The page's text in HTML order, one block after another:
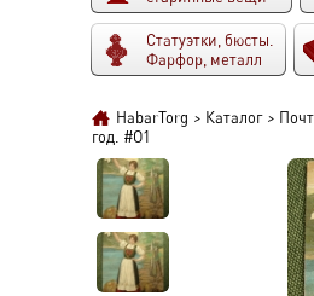
Статуэтки, бюсты.
Фарфор, металл
HabarTorg > Каталог >
год. #O1